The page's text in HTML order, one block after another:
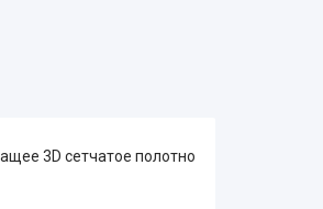
3D сетчатое полотно